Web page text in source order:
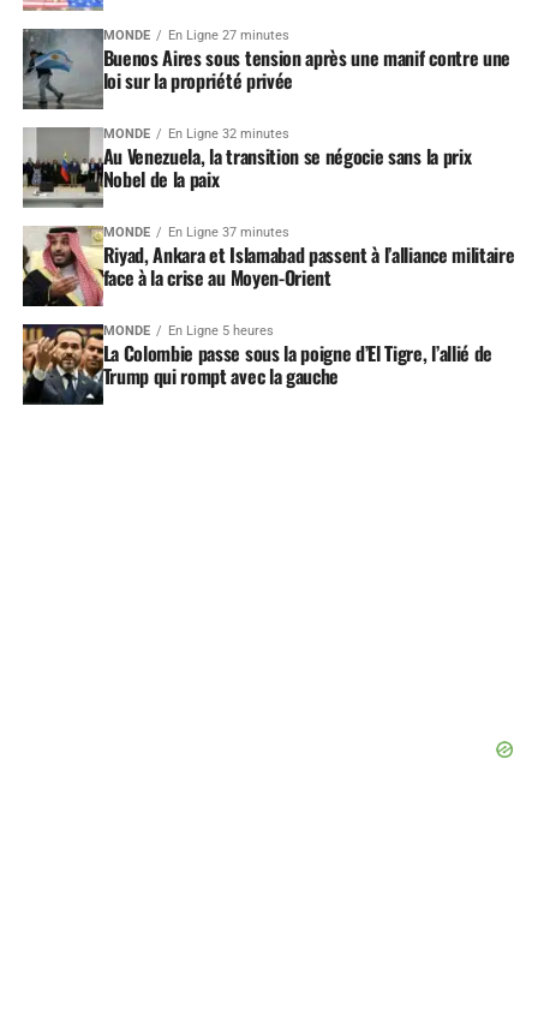
MONDE En Ligne 27 minutes
Buenos Aires sous tension après une manif contre une
loi sur la propriété privée
MONDE En Ligne 32 minutes
Au Venezuela, la transition se négocie sans la prix
Nobel de la paix
MONDE En Ligne 37 minutes
Riyad, Ankara et Islamabad passent à l’alliance militaire
face à la crise au Moyen-Orient
MONDE En Ligne 5 heures
La Colombie passe sous la poigne d’El Tigre, l’allié de
Trump qui rompt avec la gauche